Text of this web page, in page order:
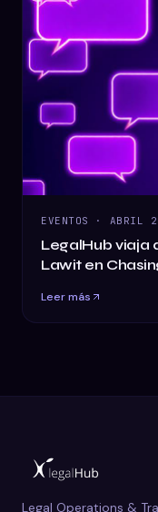
EVENTOS · ABRIL
LegalHub viaja
Lawit en
Leer más
Legal Operations &